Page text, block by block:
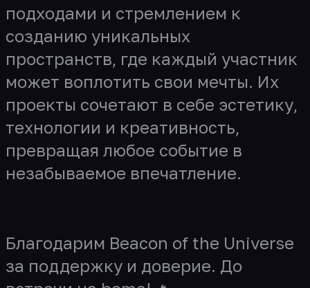
подходами и стремлением к
созданию уникальных
пространств, где каждый участник
может воплотить свои мечты. Их
проекты сочетают в себе эстетику,
технологии и креативность,
превращая любое событие в
незабываемое впечатление.
Благодарим Beacon of the Universe
за поддержку и доверие. До